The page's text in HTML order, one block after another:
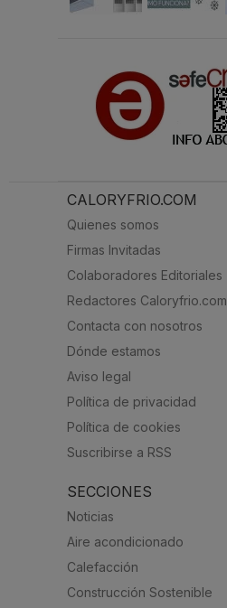
CALORYFRIO.COM
Quienes somos
Firmas Invitadas
Colaboradores Editoriales
Redactores Caloryfrio.com
Contacta con nosotros
Dónde estamos
Aviso legal
Política de privacidad
Política de cookies
Suscribirse a RSS
SECCIONES
Noticias
Aire acondicionado
Calefacción
Construcción Sostenible